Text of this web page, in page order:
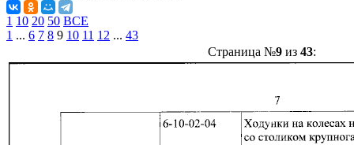
1 10 20 50 ВСЕ
1 ... 6 7 8 9 10 11 12 ... 43
Страница №9из 43: